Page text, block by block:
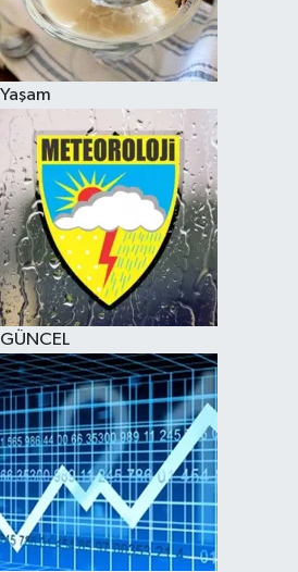
Yaşam
GÜNCEL